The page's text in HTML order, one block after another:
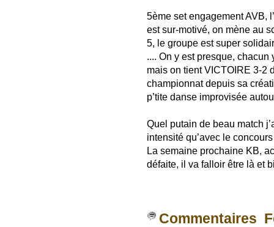
5ème set engagement AVB,
est sur-motivé, on mène au
5, le groupe est super
.... On y est presque,
mais on tient VICTOIRE 3-2
championnat depuis sa
p’tite danse improvisée
Quel putain de beau match
intensité qu’avec le
La semaine prochaine KB,
défaite, il va falloir être là et
Commentaires